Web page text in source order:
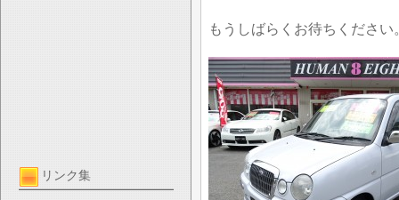
リンク集
もうしばらくお待ちください